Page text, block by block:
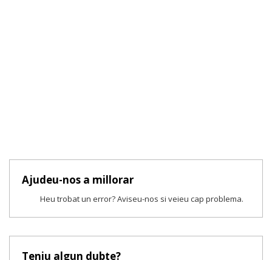
Ajudeu-nos a millorar
Heu trobat un error? Aviseu-nos si veieu cap problema.
Teniu algun dubte?